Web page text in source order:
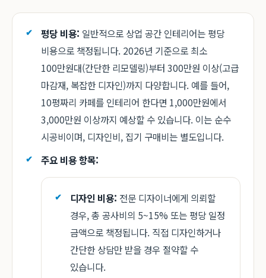
평당 비용: 일반적으로 상업 공간 인테리어는 평당
비용으로 책정됩니다. 2026년 기준으로 최소
100만원대(간단한 리모델링)부터 300만원 이상(고급
마감재, 복잡한 디자인)까지 다양합니다. 예를 들어,
10평짜리 카페를 인테리어 한다면 1,000만원에서
3,000만원 이상까지 예상할 수 있습니다. 이는 순수
시공비이며, 디자인비, 집기 구매비는 별도입니다.
주요 비용 항목:
디자인 비용: 전문 디자이너에게 의뢰할
경우, 총 공사비의 5~15% 또는 평당 일정
금액으로 책정됩니다. 직접 디자인하거나
간단한 상담만 받을 경우 절약할 수
있습니다.